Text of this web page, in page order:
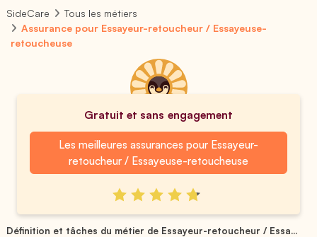
SideCare
Tous les métiers
Assurance pour Essayeur-retoucheur / Essayeuse-
retoucheuse
Gratuit et sans engagement
Les meilleures assurances pour Essayeur-
retoucheur / Essayeuse-retoucheuse
Définition et tâches du métier de Essayeur-retoucheur / Essa...